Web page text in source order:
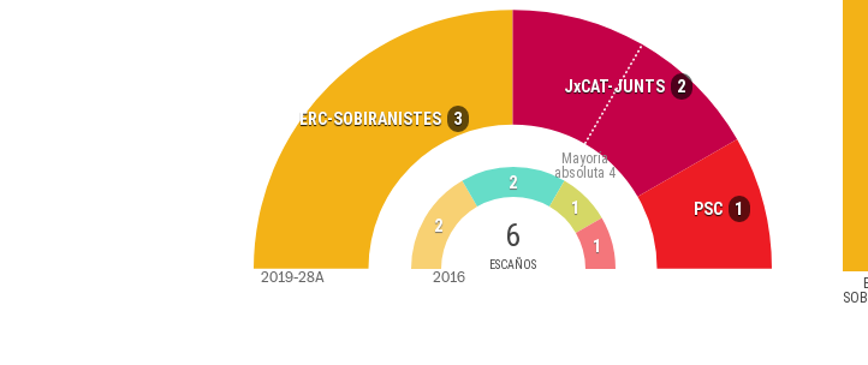
ERC-SOBIRANISTES 3
JxCAT-JUNTS 2
PSC 1
6
ESCAÑOS
Mayoría
absoluta 4
2
2
1
1
2019-28A 2016